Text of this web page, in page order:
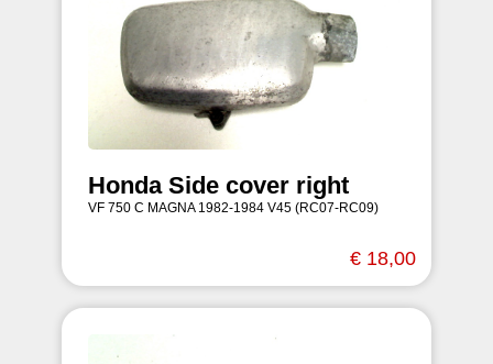
Honda Side cover right
VF 750 C MAGNA 1982-1984 V45 (RC07-RC09)
€ 18,00